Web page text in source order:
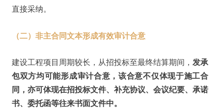
直接采纳。
（二）非主合同文本形成有效审计合意
建设工程项目周期较长，从招投标至最终结算期间， 发承
包双方均可能形成审计合意，该合意不仅体现于施工合
同，亦可体现在招投标文件、补充协议、会议纪要、承诺
书、委托函等往来书面文件中。